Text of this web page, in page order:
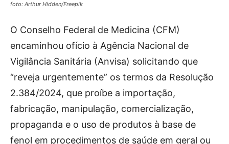
foto: Arthur Hidden/Freepik
O Conselho Federal de Medicina (CFM)
encaminhou ofício à Agência Nacional de
Vigilância Sanitária (Anvisa) solicitando que
“reveja urgentemente” os termos da Resolução
2.384/2024, que proíbe a importação,
fabricação, manipulação, comercialização,
propaganda e o uso de produtos à base de
fenol em procedimentos de saúde em geral ou